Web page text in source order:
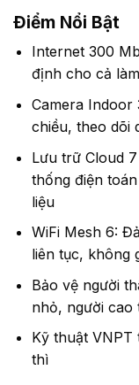
Điểm Nổi Bật
Internet 300
định cho cả
Camera Indoor
chiều, theo dõi
Lưu trữ Cloud
thống điện
liệu
WiFi Mesh 6:
liên tục, không
Bảo vệ người
nhỏ, người cao
Kỹ thuật
thì